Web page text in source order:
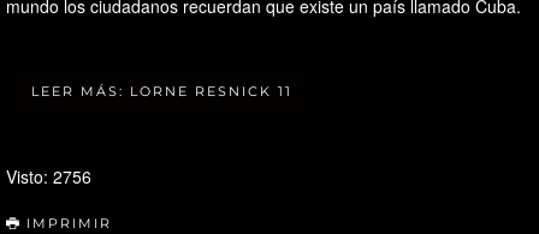
mundo los ciudadanos recuerdan que existe un país llamado Cuba.
LEER MÁS: LORNE RESNICK 11
Visto: 2756
IMPRIMIR